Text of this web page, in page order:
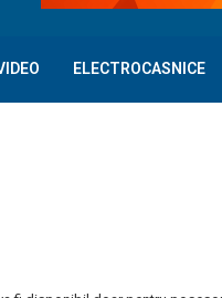
ELECTROCASNICE